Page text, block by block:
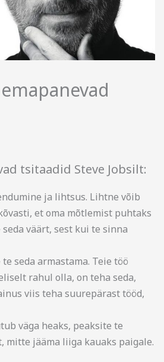
tsitaadid Steve Jobsilt:
ja lihtsus. Lihtne võib
et oma mõtlemist puhtaks
väärt, sest kui te sinna
seda armastama. Teie töö
rahul olla, on teha seda,
viis teha suurepärast tööd,
väga heaks, peaksite te
mitte jääma liiga kauaks paigale.